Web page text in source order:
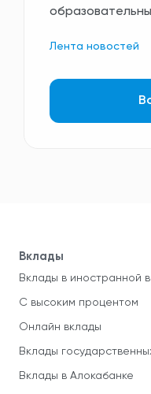
Лента новостей
Вклады
Вклады в иностранной
С высоким процентом
Онлайн вклады
Вклады
Вклады в Алокабанке